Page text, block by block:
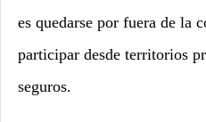
es quedarse por fuera de la
participar desde territorios
seguros.